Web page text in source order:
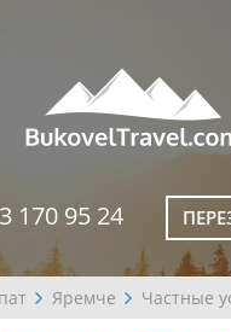
170 95 24
Яремче Частные